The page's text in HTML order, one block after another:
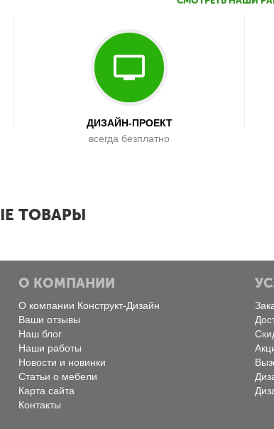
ДИЗАЙН-ПРОЕКТ
всегда безплатно
ТОВАРЫ
О КОМПАНИИ
О компании Конструкт-Дизайн
Ваши отзывы
Наш блог
Наши работы
Новости и новинки
Статьи о мебели
Карта сайта
Контакты